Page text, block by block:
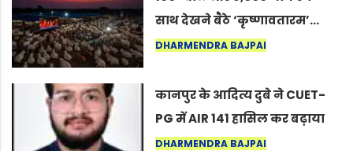
साथ देखने बैठे ‘कृष्णावतारम’…
नागपुर में दिखा ऐसा नज़ारा कि
कर सकते हैं”
DHARMENDRA BAJPAI
कानपुर के आदित्य दुबे ने CUET-
PG में AIR 141 हासिल कर बढ़ाया
शहर का मान
DHARMENDRA BAJPAI